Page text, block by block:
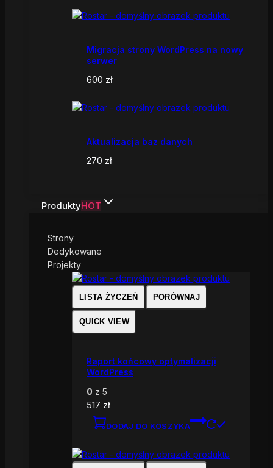
Migracja strony WordPress na nowy
serwer
600 zł
Aktualizacja baz danych
270 zł
ProduktyHOT
Strony
Dedykowane
Projekty
LISTA ŻYCZEŃ PORÓWNAJ
QUICK VIEW
Raport końcowy optymalizacji
WordPress
0 z 5
517 zł
DODAJ DO KOSZYKA